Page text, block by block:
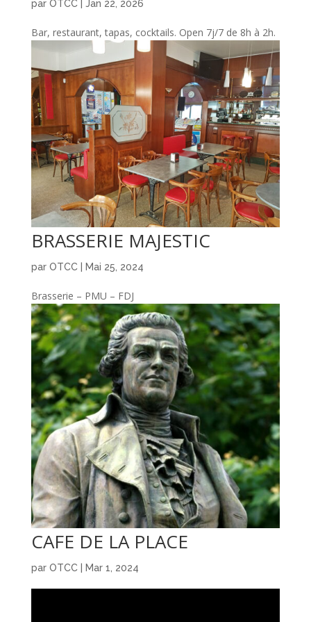
par OTCC| Jan 22, 2026
Bar, restaurant, tapas, cocktails. Open 7j/7 de 8h à 2h.
BRASSERIE MAJESTIC
par OTCC| Mai 25, 2024
Brasserie – PMU – FDJ
CAFE DE LA PLACE
par OTCC| Mar 1, 2024